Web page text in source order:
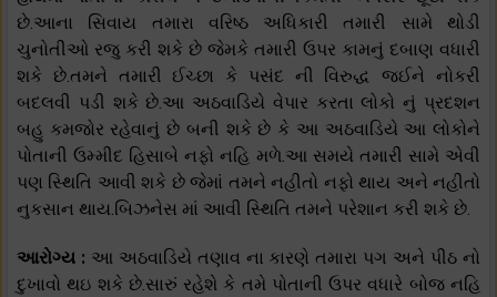
છે.આના સિવાય તમારા વરિષ્ઠ અધિકારી તમારી સામે થોડી
ચુનોતીઓ રજુ કરી શકે છે જેમકે તમારી ઉપર કામનું દબાણ વધારી
શકે છે.તમને તમારી ઈચ્છા કે પસંદ ની વિરુદ્ધ જઈને નોકરી
બદલવી પડી શકે છે.આ અઠવાડિયે વેપાર કરતા લોકો નું પ્રદશન
બહુ કમજોર રહેવાનું છે બની શકે છે કે આ અઠવાડિયે આ લોકોને
પોતાની ઉમ્મીદ હિસાબે નફો નહિ મળે.આ સમયે તમારી સામે એવી
પણ સ્થિતિ આવી શકે છે જેમાં તમને નહીતો નફો થાય અને નહીતો
નુકસાન થાય.બિઝનેસ માં આવી સ્થિતિ તમને પરેશાન કરી શકે છે.
આરોગ્ય : આ અઠવાડિયે તણાવ ના કારણે તમારા પગ અને પીઠ નો
દુખાવો થઇ શકે છે.સારું રહેશે કે તમે પોતાની ઉપર વધારે બોજ નહિ